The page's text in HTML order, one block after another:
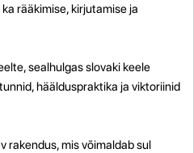
rääkimise, kirjutamise ja
sealhulgas slovaki keele
häälduspraktika ja viktoriinid
rakendus, mis võimaldab sul